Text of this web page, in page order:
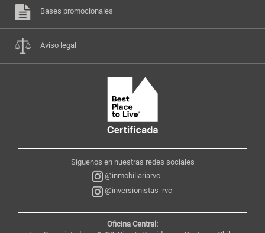
Bases promocionales
Aviso legal
Síguenos en nuestras redes sociales
@inmobiliariarvc
@inversionistas_rvc
Oficina Central: